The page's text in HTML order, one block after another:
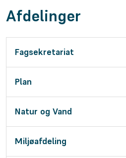
Afdelinger
Fagsekretariat
Plan
Natur og Vand
Miljøafdeling